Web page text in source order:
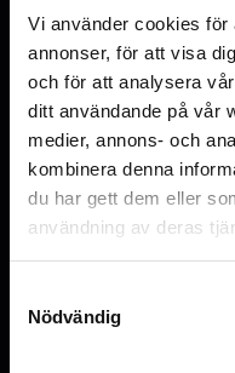
Vi använder cookies
annonser, för att visa
och för att analysera
ditt användande på vår
medier, annons- och
kombinera denna
du har gett dem eller
användning av deras
Nödvändig
Original language
Genre
Drama
Distributör
Noble